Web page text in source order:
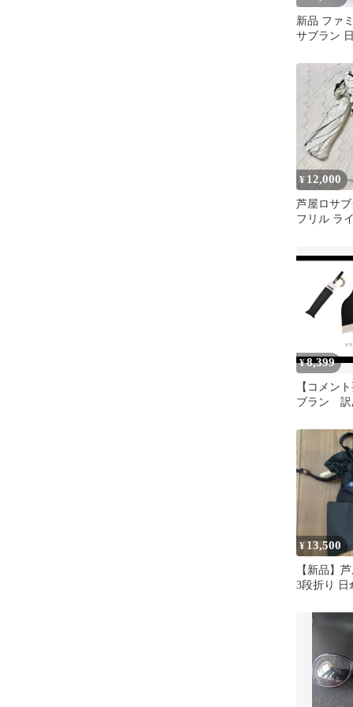
新品 ファ
サブラン
¥ 12,000
芦屋ロサ
フリル ラ
¥8,399
【コメン
ブラン
¥ 13,500
【新品】
3段折り 日